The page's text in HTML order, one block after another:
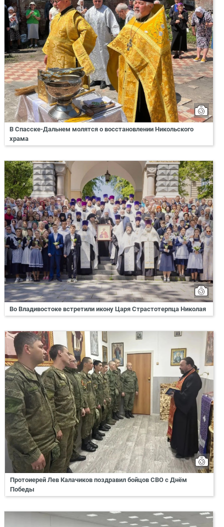
В Спасске-Дальнем молятся о восстановлении Никольского
храма
Во Владивостоке встретили икону Царя Страстотерпца Николая
Протоиерей Лев Калачиков поздравил бойцов СВО с Днём
Победы